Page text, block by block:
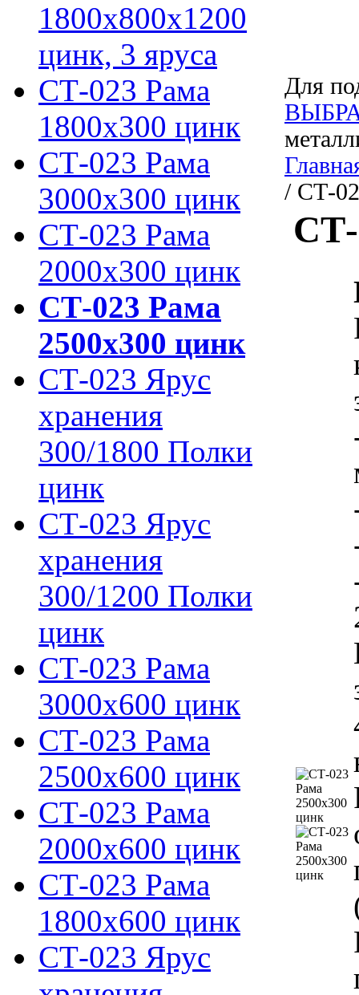
1800х800х1200
цинк, 3 яруса
СТ-023 Рама
1800х300 цинк
СТ-023 Рама
3000х300 цинк
СТ-023 Рама
2000х300 цинк
СТ-023 Рама
2500х300 цинк
СТ-023 Ярус
хранения
300/1800 Полки
цинк
СТ-023 Ярус
хранения
300/1200 Полки
цинк
СТ-023 Рама
3000х600 цинк
СТ-023 Рама
2500х600 цинк
СТ-023 Рама
2000х600 цинк
СТ-023 Рама
1800х600 цинк
СТ-023 Ярус
Для
/ СТ-
СТ-